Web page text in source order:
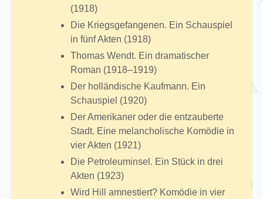
(1918)
Die Kriegsgefangenen. Ein Schauspiel
in fünf Akten (1918)
Thomas Wendt. Ein dramatischer
Roman (1918–1919)
Der holländische Kaufmann. Ein
Schauspiel (1920)
Der Amerikaner oder die entzauberte
Stadt. Eine melancholische Komödie in
vier Akten (1921)
Die Petroleuminsel. Ein Stück in drei
Akten (1923)
Wird Hill amnestiert? Komödie in vier